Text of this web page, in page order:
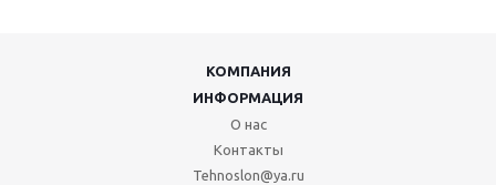
КОМПАНИЯ
ИНФОРМАЦИЯ
О нас
Контакты
Tehnoslon@ya.ru